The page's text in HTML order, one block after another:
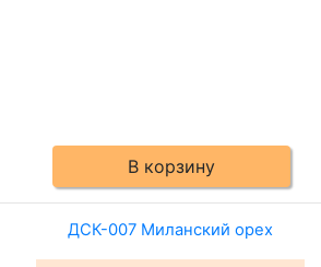
В корзину
ДСК-007 Миланский орех